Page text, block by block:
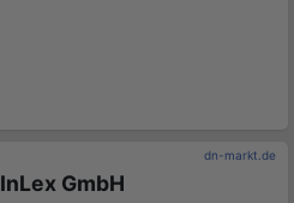
dn-markt.de
InLex GmbH